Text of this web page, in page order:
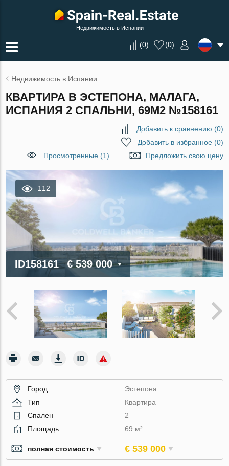
Недвижимость в Испании
(0) (0)
Недвижимость в Испании
КВАРТИРА В ЭСТЕПОНА, МАЛАГА,
ИСПАНИЯ 2 СПАЛЬНИ, 69М2 №158161
Добавить к сравнению (0)
Добавить в избранное(0)
Просмотренные (1)
Предложить свою цену
112
ID158161 € 539 000
Город
Эстепона
Тип
Квартира
Спален
2
Площадь
69 м²
полная стоимость € 539 000